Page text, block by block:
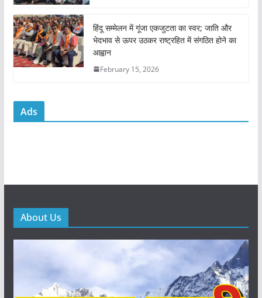
हिंदू सम्मेलन में गूंजा एकजुटता का स्वर; जाति और
भेदभाव से ऊपर उठकर राष्ट्रहित में संगठित होने का
आह्वान
February 15, 2026
Ads
About Us